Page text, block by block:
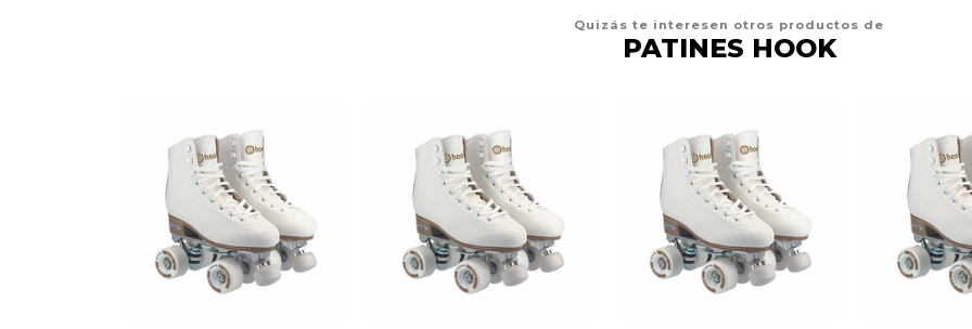
Quizás te interesen otros productos de
PATINES HOOK